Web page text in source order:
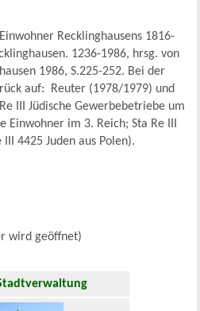
Recklinghausens 1816-
1236-1986, hrsg. von
1986, S.225-252. Bei der
auf: Reuter (1978/1979) und
III Jüdische Gewerbebetriebe um
Einwohner im 3. Reich; Sta Re III
4425 Juden aus Polen).
wird geöffnet)